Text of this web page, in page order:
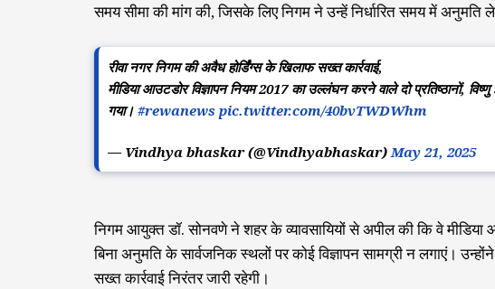
समय सीमा की मांग की, जिसके लिए निगम ने उन्हें निर्धारित समय में अनुमति
रीवा नगर निगम की अवैध होर्डिंग्स के खिलाफ सख्त कार्रवाई,
मीडिया आउटडोर विज्ञापन नियम 2017 का उल्लंघन करने वाले दो प्रतिष्ठानों,
गया। #rewanews pic.twitter.com/40bvTWDWhm
— Vindhya bhaskar (@Vindhyabhaskar)May 21, 2025
निगम आयुक्त डॉ. सोनवणे ने शहर के व्यावसायियों से अपील की कि वे
बिना अनुमति के सार्वजनिक स्थलों पर कोई विज्ञापन सामग्री न लगाएं।
सख्त कार्रवाई निरंतर जारी रहेगी।